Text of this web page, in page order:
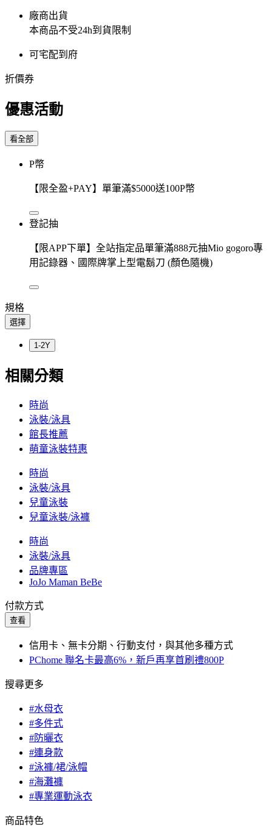
廠商出貨
本商品不受24h到貨限制
可宅配到府
折價券
優惠活動
看全部
P幣
【限全盈+PAY】單筆滿$5000送100P幣
登記抽
【限APP下單】全站指定品單筆滿888元抽Mio gogoro專
用記錄器、國際牌掌上型電鬍刀 (顏色隨機)
規格
選擇
1-2Y
相關分類
時尚
泳裝/泳具
館長推薦
萌童泳裝特惠
時尚
泳裝/泳具
兒童泳裝
兒童泳裝/泳褲
時尚
泳裝/泳具
品牌專區
JoJo Maman BeBe
付款方式
查看
信用卡、無卡分期、行動支付，與其他多種方式
PChome 聯名卡最高6%，新戶再享首刷禮800P
搜尋更多
#水母衣
#多件式
#防曬衣
#連身款
#泳褲/裙/泳帽
#海灘褲
#專業運動泳衣
商品特色